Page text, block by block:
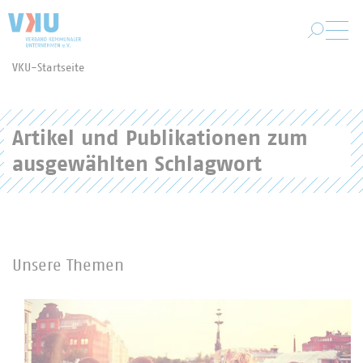
VKU-Startseite
Artikel und Publikationen zum
ausgewählten Schlagwort
Unsere Themen